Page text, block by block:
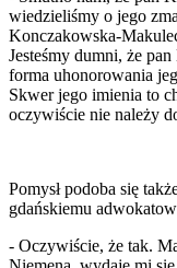
wiedzieliśmy o jego
Konczakowska-
Jesteśmy dumni, że
forma uhonorowania
Skwer jego imienia to
oczywiście nie należy
Pomysł podoba się
gdańskiemu
- Oczywiście, że tak.